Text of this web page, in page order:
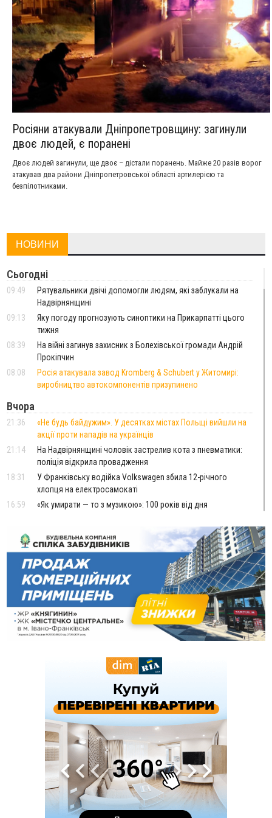
Росіяни атакували Дніпропетровщину: загинули
двоє людей, є поранені
Двоє людей загинули, ще двоє – дістали поранень. Майже 20 разів ворог
атакував два райони Дніпропетровської області артилерією та
безпілотниками.
НОВИНИ
Сьогодні
09:49
Рятувальники двічі допомогли людям, які заблукали на
Надвірнянщині
09:13
Яку погоду прогнозують синоптики на Прикарпатті цього
тижня
08:39
На війні загинув захисник з Болехівської громади Андрій
Прокіпчин
08:08
Росія атакувала завод Kromberg & Schubert у Житомирі:
виробництво автокомпонентів призупинено
Вчора
21:36
«Не будь байдужим». У десятках містах Польщі вийшли на
акції проти нападів на українців
21:14
На Надвірнянщині чоловік застрелив кота з пневматики:
поліція відкрила провадження
18:31
У Франківську водійка Volkswagen збила 12-річного
хлопця на електросамокаті
16:59
«Як умирати — то з музикою»: 100 років від дня
13:01
Ветеран з Франківська через суд скасував 17 тисяч
штрафу від ТЦК за неявку по повістці
12:26
ВІДЕО Про франківських лікарів, які рятують військових
від фантомного болю, зняли документальний фільм
11:12
Україна придбала у Туреччини 70 ракет ATACMS та 12
пускових установок M270
08 Серпня
До +30°C і майже без опадів: синоптики розповіли про
погоду на Прикарпатті у найближчі дні
У Франківську мотоцикліст врізався в інший двоколісник,
збив жінку й утік: його розшукали та затримали
Частина школярів не матимуть фізичних підручників на 1
вересня через російські обстріли — МОН
На Рогатинщині рештки тварин спалювали просто в полі:
поліція розслідує отруєння земель
Пірс, ігровий майданчик і зона для пікніків: оголосили
тендер на 7 мільйонів на благоустрій Німецького озера
У Калуші на озері в міському парку масово загинули